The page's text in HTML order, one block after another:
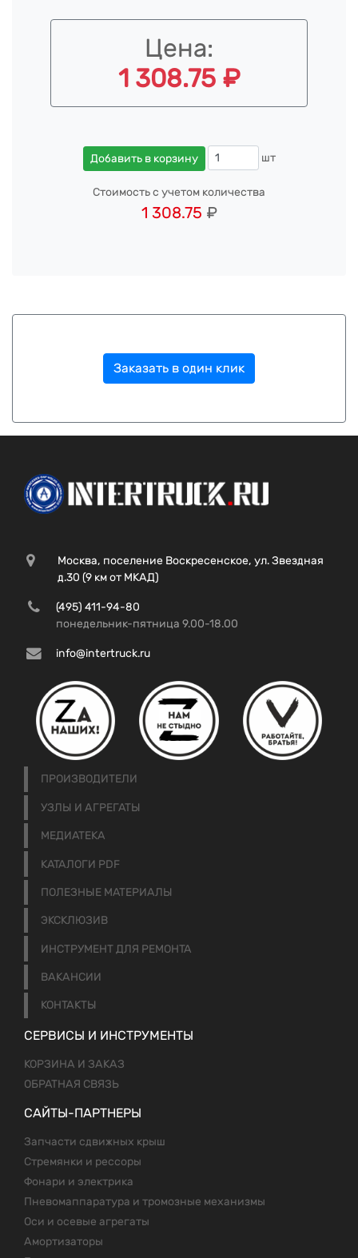
Цена:
1 308.75 ₽
Добавить в корзину шт
Стоимость с учетом количества
1 308.75 ₽
Заказать в один клик
Москва, поселение Воскресенское, ул. Звездная
д.30 (9 км от МКАД)
(495) 411-94-80
понедельник-пятница 9.00-18.00
info@intertruck.ru
ПРОИЗВОДИТЕЛИ
УЗЛЫ И АГРЕГАТЫ
МЕДИАТЕКА
КАТАЛОГИ PDF
ПОЛЕЗНЫЕ МАТЕРИАЛЫ
ЭКСКЛЮЗИВ
ИНСТРУМЕНТ ДЛЯ РЕМОНТА
ВАКАНСИИ
КОНТАКТЫ
СЕРВИСЫ И ИНСТРУМЕНТЫ
КОРЗИНА И ЗАКАЗ
ОБРАТНАЯ СВЯЗЬ
САЙТЫ-ПАРТНЕРЫ
Запчасти сдвижных крыш
Стремянки и рессоры
Фонари и электрика
Пневомаппаратура и тромозные механизмы
Оси и осевые агрегаты
Амортизаторы